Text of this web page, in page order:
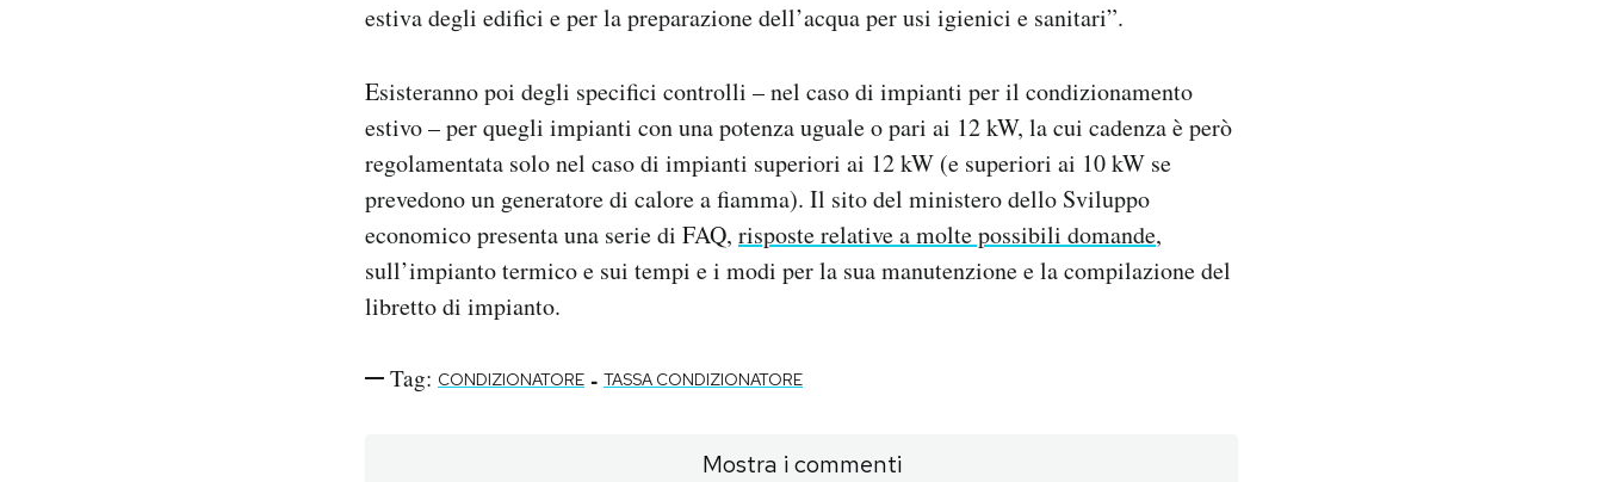
estiva degli edifici e per la preparazione dell’acqua per usi igienici e sanitari”.
Esisteranno poi degli specifici controlli – nel caso di impianti per il condizionamento
estivo – per quegli impianti con una potenza uguale o pari ai 12 kW, la cui cadenza è però
regolamentata solo nel caso di impianti superiori ai 12 kW (e superiori ai 10 kW se
prevedono un generatore di calore a fiamma). Il sito del ministero dello Sviluppo
economico presenta una serie di FAQ, risposte relative a molte possibili domande,
sull’impianto termico e sui tempi e i modi per la sua manutenzione e la compilazione del
libretto di impianto.
Tag: CONDIZIONATORE - TASSA CONDIZIONATORE
Mostra i commenti